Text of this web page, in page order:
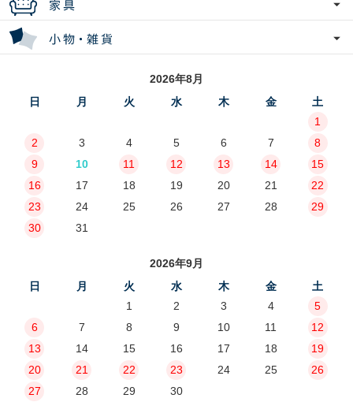
2026年8月
日
月 火 水 木 金
土
1
2
3 4 5 6 7
8
9
10 11 12 13 14
15
16
17 18 19 20 21
22
23
24 25 26 27 28
29
30
31
2026年9月
日
月 火 水 木 金
土
1
2 3 4
5
6
7 8 9 10 11
12
13
14 15 16 17 18
19
20
21 22 23 24 25
26
27
28 29 30